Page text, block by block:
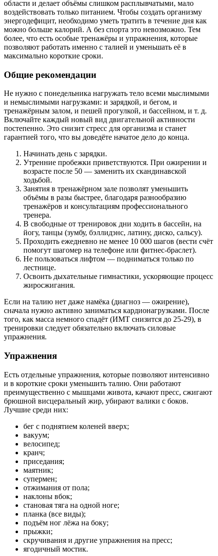
области и делает объёмы слишком расплывчатыми, мало
воздействовать только питанием. Чтобы создать организму
энергодефицит, необходимо уметь тратить в течение дня как
можно больше калорий. А без спорта это невозможно. Тем
более, что есть особые тренажёры и упражнения, которые
позволяют работать именно с талией и уменьшать её в
максимально короткие сроки.
Общие рекомендации
Не нужно с понедельника нагружать тело всеми мыслимыми
и немыслимыми нагрузками: и зарядкой, и бегом, и
тренажёрным залом, и пешей прогулкой, и бассейном, и т. д.
Включайте каждый новый вид двигательной активности
постепенно. Это снизит стресс для организма и станет
гарантией того, что вы доведёте начатое дело до конца.
Начинать день с зарядки.
Утренние пробежки приветствуются. При ожирении и
возрасте после 50 — заменить их скандинавской
ходьбой.
Занятия в тренажёрном зале позволят уменьшить
объёмы в разы быстрее, благодаря разнообразию
тренажёров и консультациям профессионального
тренера.
В свободные от тренировок дни ходить в бассейн, на
йогу, танцы (зумбу, бэллидэнс, латину, диско, сальсу).
Проходить ежедневно не менее 10 000 шагов (вести счёт
помогут шагомер на телефоне или фитнес-браслет).
Не пользоваться лифтом — подниматься только по
лестнице.
Освоить дыхательные гимнастики, ускоряющие процесс
жиросжигания.
Если на талию нет даже намёка (диагноз — ожирение),
сначала нужно активно заниматься кардионагрузками. После
того, как масса немного спадёт (ИМТ снизится до 25-29), в
тренировки следует обязательно включать силовые
упражнения.
Упражнения
Есть отдельные упражнения, которые позволяют интенсивно
и в короткие сроки уменьшить талию. Они работают
преимущественно с мышцами живота, качают пресс, сжигают
брюшной висцеральный жир, убирают валики с боков.
Лучшие среди них:
бег с поднятием коленей вверх;
вакуум;
велосипед;
кранч;
приседания;
маятник;
супермен;
отжимания от пола;
наклоны вбок;
становая тяга на одной ноге;
планка (все виды);
подъём ног лёжа на боку;
прыжки;
скручивания и другие упражнения на пресс;
ягодичный мостик.